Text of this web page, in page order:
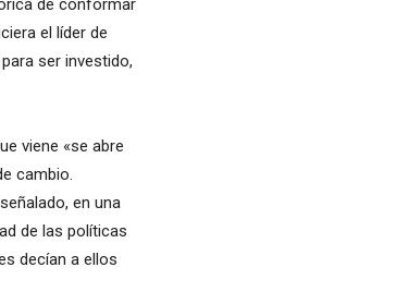
de conformar
el líder de
ser investido,
viene «se abre
cambio.
en una
de las políticas
decían a ellos